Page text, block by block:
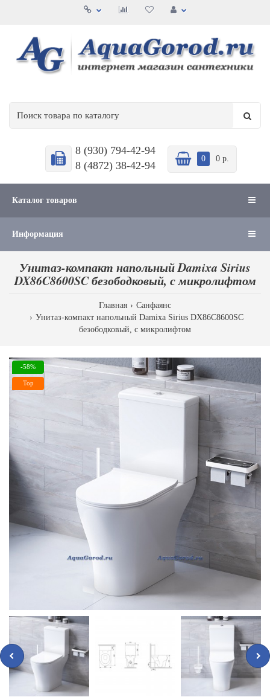
8 (930) 794-42-94
8 (4872) 38-42-94
0 0 р.
Каталог товаров
Информация
Унитаз-компакт напольный Damixa Sirius
DX86C8600SC безободковый, с микролифтом
Главная
Санфаянс
Унитаз-компакт напольный Damixa Sirius DX86C8600SC
безободковый, с микролифтом
-58%
Top